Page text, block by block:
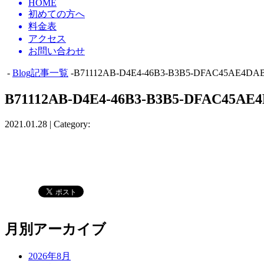
HOME
初めての方へ
料金表
アクセス
お問い合わせ
- Blog記事一覧 -B71112AB-D4E4-46B3-B3B5-
B71112AB-D4E4-46B3-B3B5-
2021.01.28 | Category:
月別アーカイブ
2026年8月